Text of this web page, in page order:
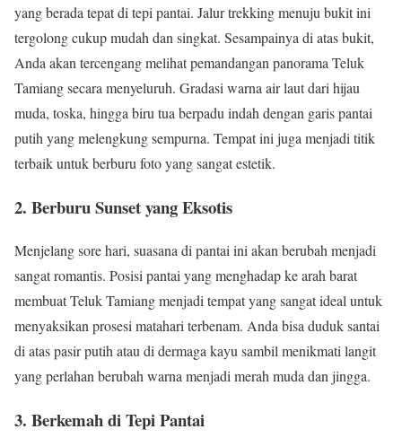
yang berada tepat di tepi pantai. Jalur trekking menuju bukit ini
tergolong cukup mudah dan singkat. Sesampainya di atas bukit,
Anda akan tercengang melihat pemandangan panorama Teluk
Tamiang secara menyeluruh. Gradasi warna air laut dari hijau
muda, toska, hingga biru tua berpadu indah dengan garis pantai
putih yang melengkung sempurna. Tempat ini juga menjadi titik
terbaik untuk berburu foto yang sangat estetik.
2. Berburu Sunset yang Eksotis
Menjelang sore hari, suasana di pantai ini akan berubah menjadi
sangat romantis. Posisi pantai yang menghadap ke arah barat
membuat Teluk Tamiang menjadi tempat yang sangat ideal untuk
menyaksikan prosesi matahari terbenam. Anda bisa duduk santai
di atas pasir putih atau di dermaga kayu sambil menikmati langit
yang perlahan berubah warna menjadi merah muda dan jingga.
3. Berkemah di Tepi Pantai